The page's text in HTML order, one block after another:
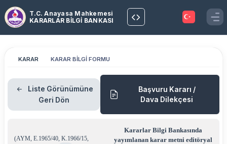
T.C. Anayasa Mahkemesi
KARARLAR BİLGİ BANKASI
KARAR KARAR BİLGİ FORMU
Liste Görünümüne
Geri Dön
Başvuru Kararı /
Dava Dilekçesi
(AYM, E.1965/40, K.1966/15,
Kararlar Bilgi Bankasında
yayımlanan karar metni editöryal